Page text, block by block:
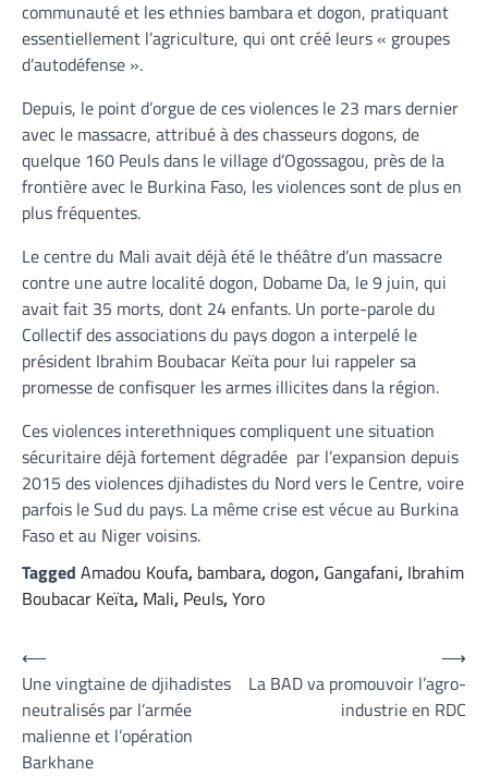
communauté et les ethnies bambara et dogon, pratiquant
essentiellement l’agriculture, qui ont créé leurs « groupes
d’autodéfense ».
Depuis, le point d’orgue de ces violences le 23 mars dernier
avec le massacre, attribué à des chasseurs dogons, de
quelque 160 Peuls dans le village d’Ogossagou, près de la
frontière avec le Burkina Faso, les violences sont de plus en
plus fréquentes.
Le centre du Mali avait déjà été le théâtre d’un massacre
contre une autre localité dogon, Dobame Da, le 9 juin, qui
avait fait 35 morts, dont 24 enfants. Un porte-parole du
Collectif des associations du pays dogon a interpelé le
président Ibrahim Boubacar Keïta pour lui rappeler sa
promesse de confisquer les armes illicites dans la région.
Ces violences interethniques compliquent une situation
sécuritaire déjà fortement dégradée par l’expansion depuis
2015 des violences djihadistes du Nord vers le Centre, voire
parfois le Sud du pays. La même crise est vécue au Burkina
Faso et au Niger voisins.
Tagged Amadou Koufa, bambara,dogon, Gangafani, Ibrahim
Boubacar Keïta, Mali, Peuls,Yoro
Navigation
de
l’article
⟵
Une vingtaine de djihadistes
neutralisés par l’armée
malienne et l’opération
Barkhane
La BAD va promouvoir l’agro-
industrie en RDC
⟶